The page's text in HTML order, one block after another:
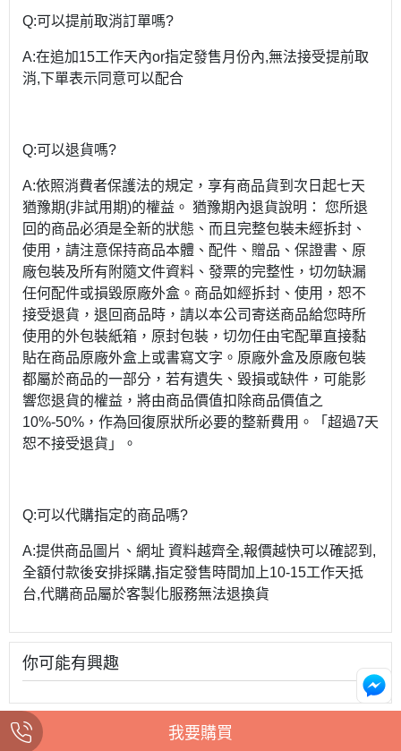
Q:可以提前取消訂單嗎?
A:在追加15工作天內or指定發售月份內,無法接受提前取
消,下單表示同意可以配合
Q:可以退貨嗎?
A:依照消費者保護法的規定，享有商品貨到次日起七天
猶豫期(非試用期)的權益。 猶豫期內退貨說明： 您所退
回的商品必須是全新的狀態、而且完整包裝未經拆封、
使用，請注意保持商品本體、配件、贈品、保證書、原
廠包裝及所有附隨文件資料、發票的完整性，切勿缺漏
任何配件或損毀原廠外盒。商品如經拆封、使用，恕不
接受退貨，退回商品時，請以本公司寄送商品給您時所
使用的外包裝紙箱，原封包裝，切勿任由宅配單直接黏
貼在商品原廠外盒上或書寫文字。原廠外盒及原廠包裝
都屬於商品的一部分，若有遺失、毀損或缺件，可能影
響您退貨的權益，將由商品價值扣除商品價值之
10%-50%，作為回復原狀所必要的整新費用。「超過7天
恕不接受退貨」。
Q:可以代購指定的商品嗎?
A:提供商品圖片、網址 資料越齊全,報價越快可以確認到,
全額付款後安排採購,指定發售時間加上10-15工作天抵
台,代購商品屬於客製化服務無法退換貨
你可能有興趣
我要購買